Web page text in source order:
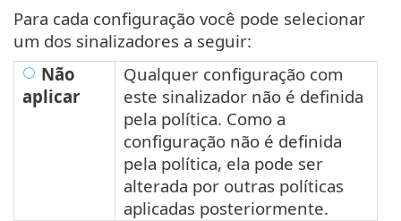
Para cada configuração você pode selecionar
um dos sinalizadores a seguir:
Não
aplicar
Qualquer configuração com
este sinalizador não é definida
pela política. Como a
configuração não é definida
pela política, ela pode ser
alterada por outras políticas
aplicadas posteriormente.